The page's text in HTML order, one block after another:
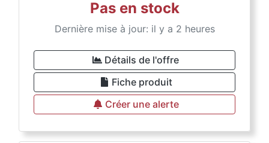
Pas en stock
Dernière mise à jour: il y a 2 heures
Détails de l'offre
Fiche produit
Créer une alerte